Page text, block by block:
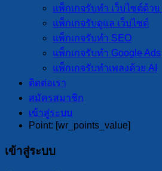
แพ็กเกจรับทำ เว็บไซต์ด้วย
แพ็กเกจรับดูแล เว็บไซต์
แพ็กเกจรับทำ SEO
แพ็กเกจรับทำ Google Ads
แพ็กเกจรับทำเพลงด้วย AI
ติดต่อเรา
สมัครสมาชิก
เข้าสู่ระบบ
Point: [wr_points_value]
เข้าสู่ระบบ